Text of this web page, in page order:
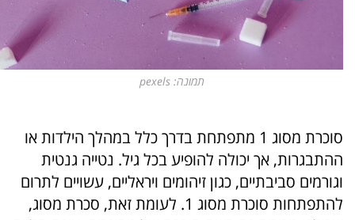
תמונה: pexels
סוכרת מסוג 1 מתפתחת בדרך כלל במהלך הילדות או
ההתבגרות, אך יכולה להופיע בכל גיל. נטייה גנטית
וגורמים סביבתיים, כגון זיהומים ויראליים, עשויים לתרום
להתפתחות סוכרת מסוג 1. לעומת זאת, סכרת מסוג,